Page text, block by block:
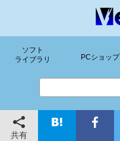
ソフト
ライブラリ
PCショップ
共有